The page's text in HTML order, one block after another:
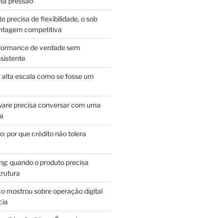
precisa de flexibilidade, o sob
competitiva
de verdade sem
escala como se fosse um
precisa conversar com uma
por que crédito não tolera
quando o produto precisa
mostrou sobre operação digital